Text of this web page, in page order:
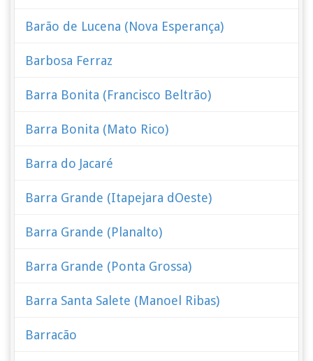
Barão de Lucena (Nova Esperança)
Barbosa Ferraz
Barra Bonita (Francisco Beltrão)
Barra Bonita (Mato Rico)
Barra do Jacaré
Barra Grande (Itapejara dOeste)
Barra Grande (Planalto)
Barra Grande (Ponta Grossa)
Barra Santa Salete (Manoel Ribas)
Barracão